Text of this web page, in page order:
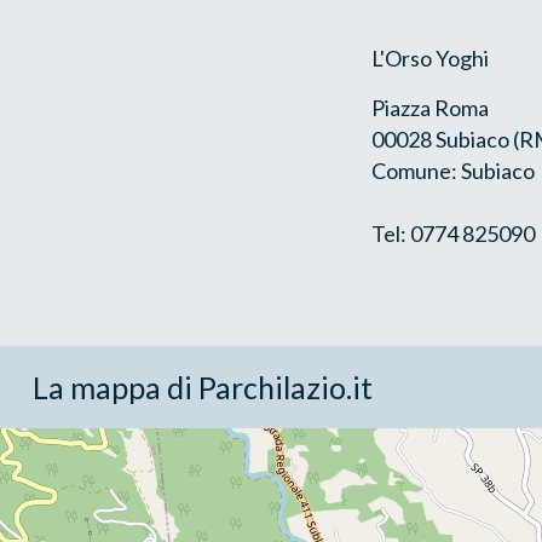
L'Orso Yoghi
Piazza Roma
00028 Subiaco
Comune: Subiaco
Tel: 0774 825090
La mappa di Parchilazio.it